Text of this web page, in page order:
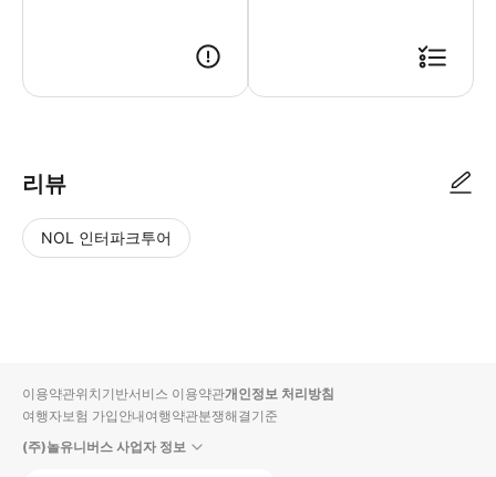
리뷰
NOL 인터파크투어
입니
다.
순
상
이용약관위치기반서비스 이용약관개인정보 처리방침
여행자보험 가입안내여행약관분쟁해결기준
(주)놀유니버스 사업자 정보